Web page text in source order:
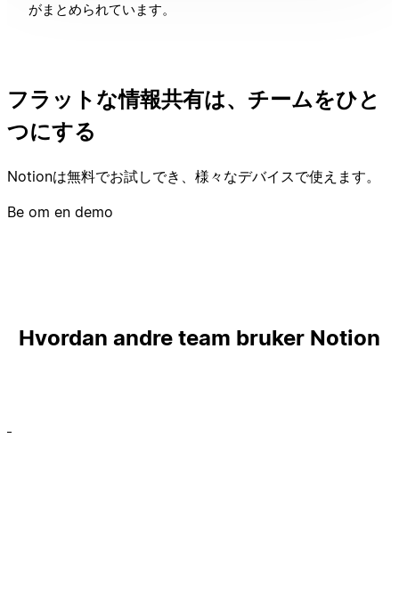
がまとめられています。
フラットな情報共有は、チームをひと
つにする
Notionは無料でお試しでき、様々なデバイスで使えます。
Be om en demo
Hvordan andre team bruker Notion